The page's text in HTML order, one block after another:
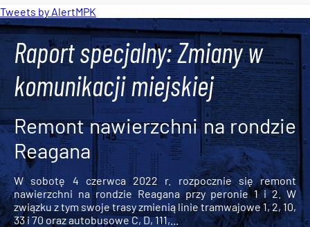
Tweets by AlertMPK
Raport specjalny: Zmiany w
komunikacji miejskiej
Remont nawierzchni na rondzie
Reagana
W sobotę 4 czerwca 2022 r. rozpocznie się remont
nawierzchni na rondzie Reagana przy peronie 1 i 2. W
związku z tym swoje trasy zmienią linie tramwajowe 1, 2, 10,
33 i 70 oraz autobusowe C, D, 111,...